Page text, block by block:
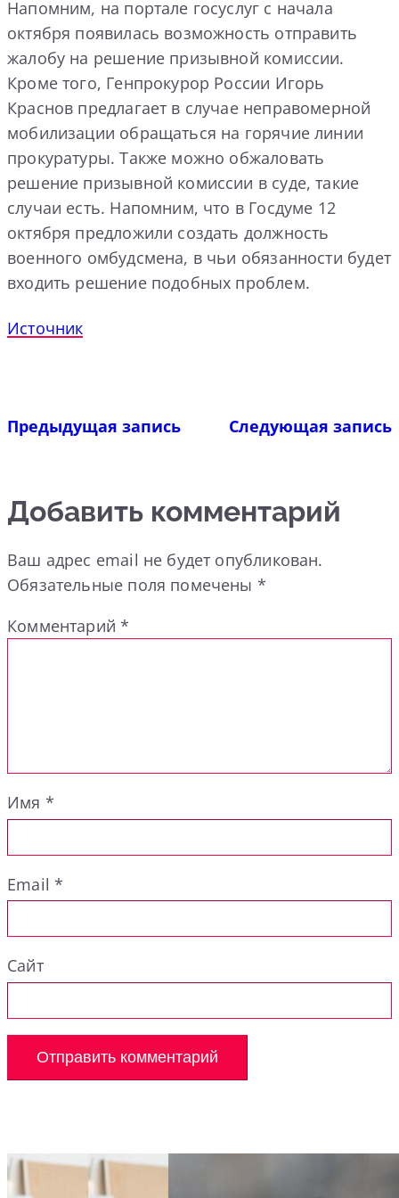
Напомним, на портале госуслуг с начала
октября появилась возможность отправить
жалобу на решение призывной комиссии.
Кроме того, Генпрокурор России Игорь
Краснов предлагает в случае неправомерной
мобилизации обращаться на горячие линии
прокуратуры. Также можно обжаловать
решение призывной комиссии в суде, такие
случаи есть. Напомним, что в Госдуме 12
октября предложили создать должность
военного омбудсмена, в чьи обязанности будет
входить решение подобных проблем.
Источник
Предыдущая запись Следующая запись
Добавить комментарий
Ваш адрес email не будет опубликован.
Обязательные поля помечены *
Комментарий*
Имя *
Email*
Сайт